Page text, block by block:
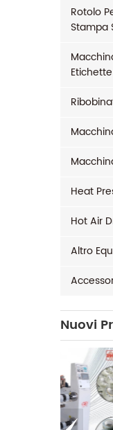
Rotolo
Stampa
Etichette
Heat
Hot Air
Altro
Nuovi